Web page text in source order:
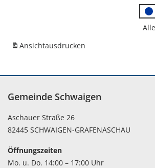
Ansichtausdrucken
Gemeinde Schwaigen
Aschauer Straße 26
82445 SCHWAIGEN-GRAFENASCHAU
Öffnungszeiten
Mo. u. Do. 14:00 – 17:00 Uhr